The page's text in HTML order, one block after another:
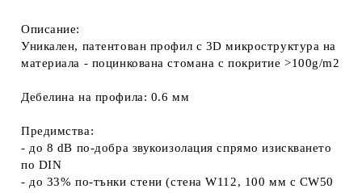
Описание:
Уникален, патентован профил с 3D микроструктура на
материала - поцинкована стомана с покритие >100g/m2
Дебелина на профила: 0.6 мм
Предимства:
- до 8 dB по-добра звукоизолация спрямо изискването
по DIN
- до 33% по-тънки стени (стена W112, 100 мм c CW50